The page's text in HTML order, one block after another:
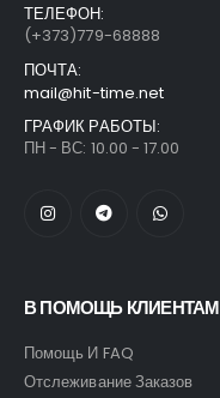
ТЕЛЕФОН:
(+373)779-68888
ПОЧТА:
mail@hit-time.net
ГРАФИК РАБОТЫ:
ПН - ВС: 10.00 - 17.00
В ПОМОЩЬ КЛИЕНТАМ
Помощь И FAQ
Отслеживание Заказов